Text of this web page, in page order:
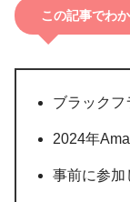
この記事でわ
ブラックフ
2024年
事前に参加